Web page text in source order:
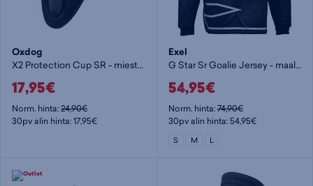
Oxdog
X2 Protection Cup SR - miesten maalivahdin alasuoja
17,95€
Norm. hinta:24,90€
30pv alin hinta: 17,95€
Exel
G Star Sr Goalie Jersey - maalivahdin paita
54,95€
Norm. hinta:74,90€
30pv alin hinta: 54,95€
S M L